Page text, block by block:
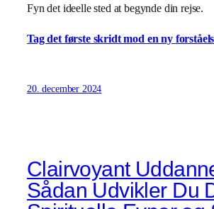
Fyn det ideelle sted at begynde din rejse.
Tag det første skridt mod en ny
20. december 2024
Clairvoyant
Sådan Udvikler Du